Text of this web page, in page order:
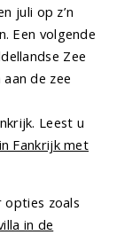
juli op z’n
Een volgende
Zee
de zee
Leest u
Fankrijk met
opties zoals
in de